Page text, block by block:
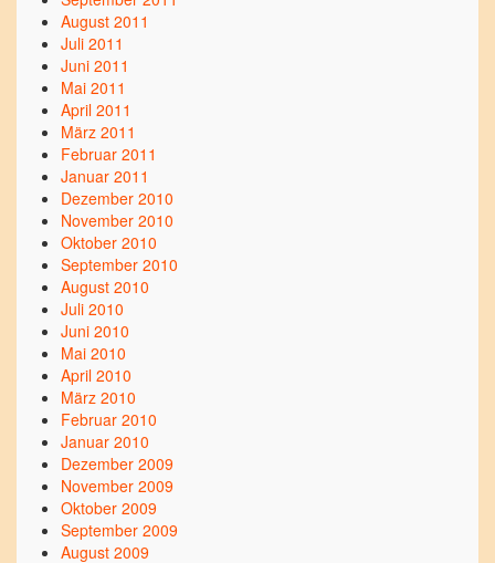
August 2011
Juli 2011
Juni 2011
Mai 2011
April 2011
März 2011
Februar 2011
Januar 2011
Dezember 2010
November 2010
Oktober 2010
September 2010
August 2010
Juli 2010
Juni 2010
Mai 2010
April 2010
März 2010
Februar 2010
Januar 2010
Dezember 2009
November 2009
Oktober 2009
September 2009
August 2009